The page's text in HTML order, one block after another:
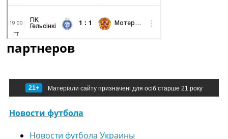
партнеров
21+ Матеріали сайту призначені для осіб старше 21 року
Новости футбола
Новости футбола Украины